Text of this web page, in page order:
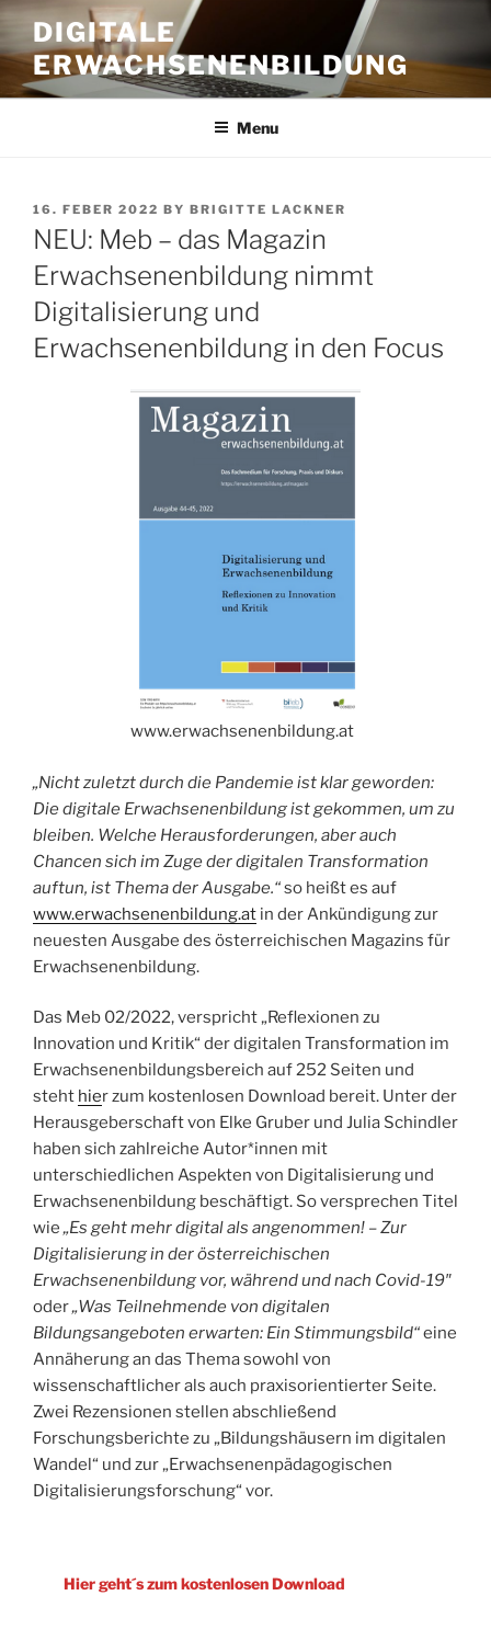
Skip
content
DIGITALE
ERWACHSENENBILDUNG
Menu
POSTED
ON
16. FEBER 2022 BY BRIGITTE LACKNER
NEU: Meb – das Magazin
Erwachsenenbildung nimmt
Digitalisierung und
Erwachsenenbildung in den Focus
www.erwachsenenbildung.at
„Nicht zuletzt durch die Pandemie ist klar geworden:
Die digitale Erwachsenenbildung ist gekommen, um zu
bleiben. Welche Herausforderungen, aber auch
Chancen sich im Zuge der digitalen Transformation
auftun, ist Thema der Ausgabe.“so heißt es auf
www.erwachsenenbildung.at in der Ankündigung zur
neuesten Ausgabe des österreichischen Magazins für
Erwachsenenbildung.
Das Meb 02/2022, verspricht „Reflexionen zu
Innovation und Kritik“ der digitalen Transformation im
Erwachsenenbildungsbereich auf 252 Seiten und
steht hier zum kostenlosen Download bereit. Unter der
Herausgeberschaft von Elke Gruber und Julia Schindler
haben sich zahlreiche Autor*innen mit
unterschiedlichen Aspekten von Digitalisierung und
Erwachsenenbildung beschäftigt. So versprechen Titel
wie„Es geht mehr digital als angenommen! – Zur
Digitalisierung in der österreichischen
Erwachsenenbildung vor, während und nach Covid-19″
oder„Was Teilnehmende von digitalen
Bildungsangeboten erwarten: Ein Stimmungsbild“eine
Annäherung an das Thema sowohl von
wissenschaftlicher als auch praxisorientierter Seite.
Zwei Rezensionen stellen abschließend
Forschungsberichte zu „Bildungshäusern im digitalen
Wandel“ und zur „Erwachsenenpädagogischen
Digitalisierungsforschung“ vor.
Hier geht´s zum kostenlosen Download